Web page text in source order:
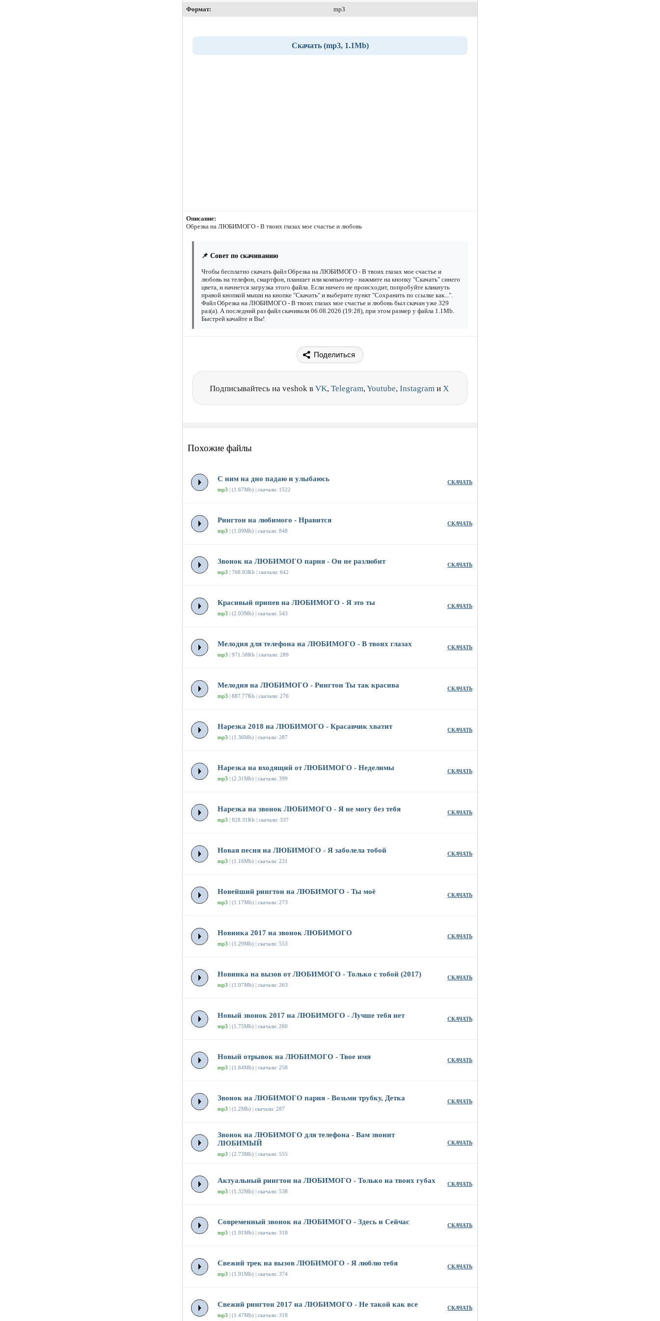
Формат:
mp3
Скачать (mp3, 1.1Mb)
Описание:
Обрезка на ЛЮБИМОГО - В твоих глазах мое счастье и любовь
📌 Совет по скачиванию
Чтобы бесплатно скачать файл Обрезка на ЛЮБИМОГО - В твоих глазах мое счастье и
любовь на телефон, смартфон, планшет или компьютер - нажмите на кнопку "Скачать" синего
цвета, и начнется загрузка этого файла. Если ничего не происходит, попробуйте кликнуть
правой кнопкой мыши на кнопке "Скачать" и выберите пункт "Сохранить по ссылке как...".
Файл Обрезка на ЛЮБИМОГО - В твоих глазах мое счастье и любовь был скачан уже 329
раз(а). А последний раз файл скачивали 06.08.2026 (19:28), при этом размер у файла 1.1Mb.
Быстрей качайте и Вы!
Поделиться
Подписывайтесь на veshok в VK, Telegram,Youtube, Instagram и X
Похожие файлы
С ним на дно падаю и улыбаюсь
mp3 | (1.67Mb) | скачали: 1522
СКАЧАТЬ
Рингтон на любимого - Нравится
mp3 | (1.09Mb) | скачали: 848
СКАЧАТЬ
Звонок на ЛЮБИМОГО парня - Он не разлюбит
mp3 | 768.93Kb | скачали: 642
СКАЧАТЬ
Красивый припев на ЛЮБИМОГО - Я это ты
mp3 | (2.03Mb) | скачали: 543
СКАЧАТЬ
Мелодия для телефона на ЛЮБИМОГО - В твоих глазах
mp3 | 971.58Kb | скачали: 289
СКАЧАТЬ
Мелодия на ЛЮБИМОГО - Рингтон Ты так красива
mp3 | 887.77Kb | скачали: 276
СКАЧАТЬ
Нарезка 2018 на ЛЮБИМОГО - Красавчик хватит
mp3 | (1.36Mb) | скачали: 287
СКАЧАТЬ
Нарезка на входящий от ЛЮБИМОГО - Неделимы
mp3 | (2.31Mb) | скачали: 399
СКАЧАТЬ
Нарезка на звонок ЛЮБИМОГО - Я не могу без тебя
mp3 | 828.31Kb | скачали: 337
СКАЧАТЬ
Новая песня на ЛЮБИМОГО - Я заболела тобой
mp3 | (1.16Mb) | скачали: 231
СКАЧАТЬ
Новейший рингтон на ЛЮБИМОГО - Ты моё
mp3 | (1.17Mb) | скачали: 273
СКАЧАТЬ
Новинка 2017 на звонок ЛЮБИМОГО
mp3 | (1.29Mb) | скачали: 553
СКАЧАТЬ
Новинка на вызов от ЛЮБИМОГО - Только с тобой (2017)
mp3 | (1.07Mb) | скачали: 263
СКАЧАТЬ
Новый звонок 2017 на ЛЮБИМОГО - Лучше тебя нет
mp3 | (1.75Mb) | скачали: 260
СКАЧАТЬ
Новый отрывок на ЛЮБИМОГО - Твое имя
mp3 | (1.64Mb) | скачали: 258
СКАЧАТЬ
Звонок на ЛЮБИМОГО парня - Возьми трубку, Детка
mp3 | (1.2Mb) | скачали: 287
СКАЧАТЬ
Звонок на ЛЮБИМОГО для телефона - Вам звонит
ЛЮБИМЫЙ
mp3 | (2.73Mb) | скачали: 555
СКАЧАТЬ
Актуальный рингтон на ЛЮБИМОГО - Только на твоих губах
mp3 | (1.32Mb) | скачали: 538
СКАЧАТЬ
Современный звонок на ЛЮБИМОГО - Здесь и Сейчас
mp3 | (1.91Mb) | скачали: 318
СКАЧАТЬ
Свежий трек на вызов ЛЮБИМОГО - Я люблю тебя
mp3 | (1.91Mb) | скачали: 374
СКАЧАТЬ
Свежий рингтон 2017 на ЛЮБИМОГО - Не такой как все
mp3 | (1.47Mb) | скачали: 318
СКАЧАТЬ